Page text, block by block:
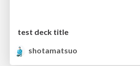
test deck title
shotamatsuo